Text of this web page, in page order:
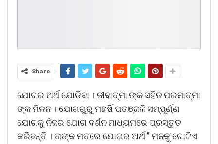
Share
ଯୋଗର ଅର୍ଥ ଯୋଡିବା । ଜୀବାତ୍ମା ଙ୍କ ସହିତ ପରମାତ୍ମା
ଙ୍କ ମିଳନ । ଯୋଗଗୁରୁ ମହର୍ଷି ପତାଞ୍ଜଳି ସମ୍ପୂର୍ଣ୍ଣ
ଯୋଗକୁ ନିଜର ଯୋଗ ଦର୍ଶନ ମାଧ୍ୟମରେ ପ୍ରସ୍ତୁତ
କରିଛନ୍ତି । ତାଙ୍କ ମତରେ ଯୋଗର ଅର୍ଥ ” ମନକୁ ଗୋଟିଏ